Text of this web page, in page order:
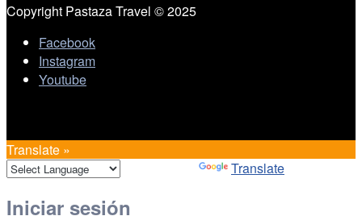
Copyright Pastaza Travel © 2025
Facebook
Instagram
Youtube
Translate »
Translate
Iniciar sesión